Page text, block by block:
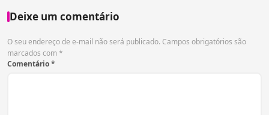
Deixe um comentário
O seu endereço de e-mail não será publicado. Campos obrigatórios são
marcados com*
Comentário*